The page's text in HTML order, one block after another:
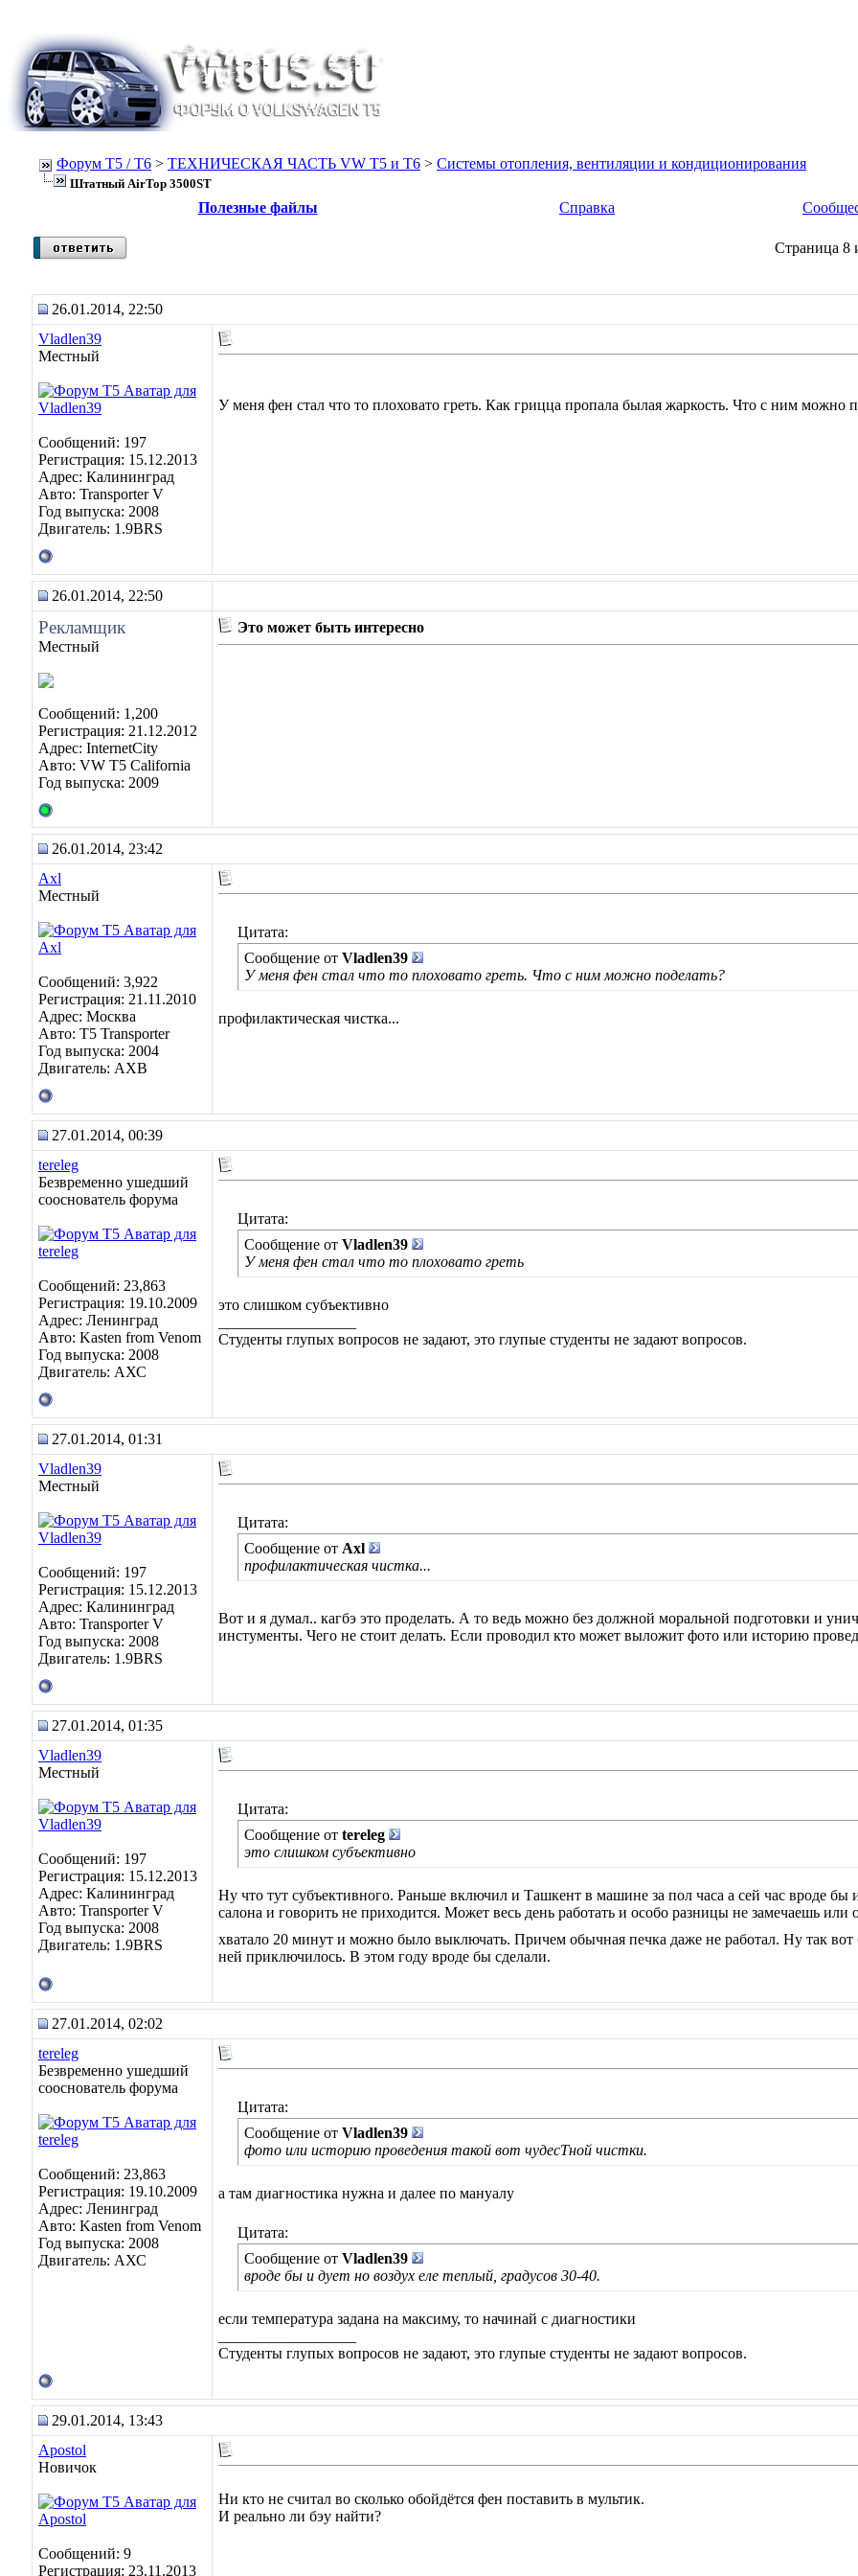
Форум Т5 / T6 > ТЕХНИЧЕСКАЯ ЧАСТЬ VW T5 и T6 > Системы отопления, вентиляции и кондиционирования
Штатный AirTop 3500ST
Полезные файлы Справка
Страница 8
26.01.2014, 22:50
Vladlen39
Местный
Сообщений: 197
Регистрация: 15.12.2013
Адрес: Калининград
Авто: Transporter V
Год выпуска: 2008
Двигатель: 1.9BRS
У меня фен стал что то плоховато греть. Как грицца пропала былая жаркость. Что с ним можно
26.01.2014, 22:50
Рекламщик
Местный
Сообщений: 1,200
Регистрация: 21.12.2012
Адрес: InternetCity
Авто: VW T5 California
Год выпуска: 2009
Это может быть интересно
26.01.2014, 23:42
Axl
Местный
Сообщений: 3,922
Регистрация: 21.11.2010
Адрес: Москва
Авто: Т5 Transporter
Год выпуска: 2004
Двигатель: АХВ
Цитата:
Сообщение от Vladlen39
У меня фен стал что то плоховато греть. Что с ним можно поделать?
профилактическая чистка...
27.01.2014, 00:39
tereleg
Безвременно ушедший
сооснователь форума
Сообщений: 23,863
Регистрация: 19.10.2009
Адрес: Ленинград
Авто: Kasten from Venom
Год выпуска: 2008
Двигатель: АХС
Цитата:
Сообщение от Vladlen39
У меня фен стал что то плоховато греть
это слишком субъективно
Студенты глупых вопросов не задают, это глупые студенты не задают вопросов.
27.01.2014, 01:31
Vladlen39
Местный
Сообщений: 197
Регистрация: 15.12.2013
Адрес: Калининград
Авто: Transporter V
Год выпуска: 2008
Двигатель: 1.9BRS
Цитата:
Сообщение от Axl
профилактическая чистка...
Вот и я думал.. кагбэ это проделать. А то ведь можно без должной моральной подготовки и
инстументы. Чего не стоит делать. Если проводил кто может выложит фото или историю
27.01.2014, 01:35
Vladlen39
Местный
Сообщений: 197
Регистрация: 15.12.2013
Адрес: Калининград
Авто: Transporter V
Год выпуска: 2008
Двигатель: 1.9BRS
Цитата:
Сообщение от tereleg
это слишком субъективно
Ну что тут субъективного. Раньше включил и Ташкент в машине за пол часа а сей час вроде бы
салона и говорить не приходится. Может весь день работать и особо разницы не замечаешь
хватало 20 минут и можно было выключать. Причем обычная печка даже не работал. Ну так
ней приключилось. В этом году вроде бы сделали.
27.01.2014, 02:02
tereleg
Безвременно ушедший
сооснователь форума
Сообщений: 23,863
Регистрация: 19.10.2009
Адрес: Ленинград
Авто: Kasten from Venom
Год выпуска: 2008
Двигатель: АХС
Цитата:
Сообщение от Vladlen39
фото или историю проведения такой вот чудесТной чистки.
а там диагностика нужна и далее по мануалу
Цитата:
Сообщение от Vladlen39
вроде бы и дует но воздух еле теплый, градусов 30-40.
если температура задана на максиму, то начинай с диагностики
Студенты глупых вопросов не задают, это глупые студенты не задают вопросов.
29.01.2014, 13:43
Apostol
Новичок
Сообщений: 9
Регистрация: 23.11.2013
Ни кто не считал во сколько обойдётся фен поставить в мультик.
И реально ли бэу найти?